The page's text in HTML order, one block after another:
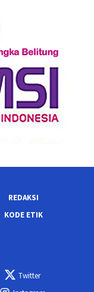
REDAKSI
KODE ETIK
Twitter